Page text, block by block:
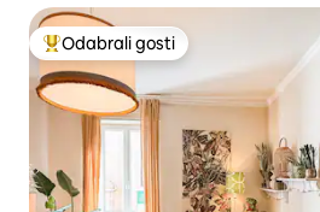
Među najviše rangiranima s
Odabrali gosti